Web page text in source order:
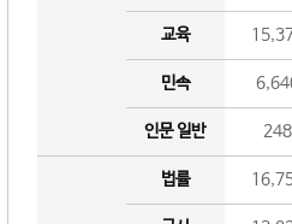
교육
민속
인문 일반 248
법률